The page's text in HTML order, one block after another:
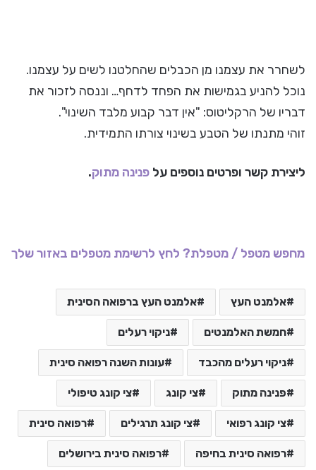
לשחרר את עצמנו מן הכבלים שהחלטנו לשים על עצמנו.
נוכל להניע בגמישות את הפחד לדחף… וננסה לזכור את
דבריו של הרקליטוס: "אין דבר קבוע מלבד השינוי".
זוהי מתנתו של הטבע בשינוי צורתו התמידית.
ליצירת קשר ופרטים נוספים על פנינה מתוק.
מחפש מטפל / מטפלת? לחץ לרשימת מטפלים באזור שלך
אלמנט העץ אלמנט העץ ברפואה הסינית
חמשת האלמנטים ניקוי רעלים
ניקוי רעלים מהכבד עונות השנה רפואה סינית
פנינה מתוק צי קונג צי קונג טיפולי
צי קונג רפואי צי קונג תרגילים רפואה סינית
רפואה סינית בחיפה רפואה סינית בירושלים